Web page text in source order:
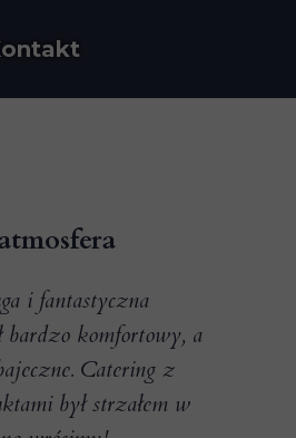
i fantastyczna
bardzo komfortowy, a
Catering z
był strzałem w